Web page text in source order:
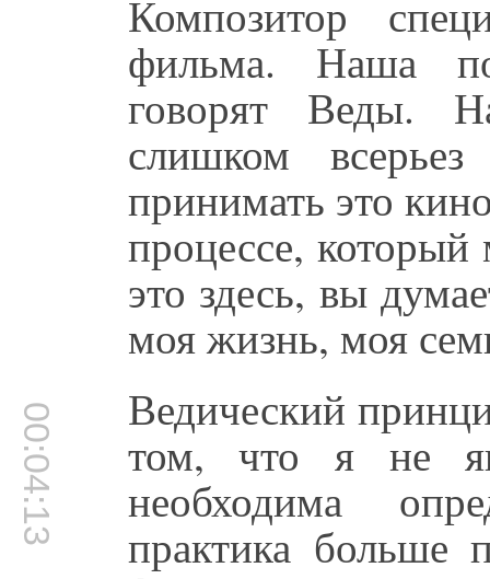
Композитор
фильма. Наша
говорят Веды.
слишком
принимать это
процессе,
это здесь, вы
моя жизнь, моя
00:04:13 Ведический
том, что я не
необходима
практика больше